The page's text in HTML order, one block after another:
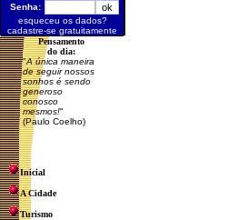
Senha:
esqueceu os dados?
cadastre-se gratuitamente
Pensamento
do dia:
"A única maneira
de seguir nossos
sonhos é sendo
generoso
conosco
mesmos!"
(Paulo Coelho)
Inicial
A Cidade
Turismo